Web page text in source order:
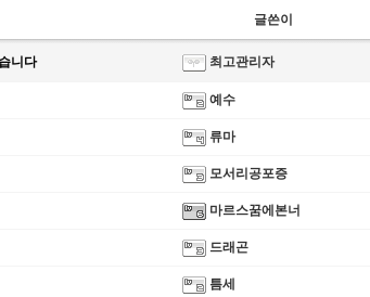
글쓴이
니다 최고관리자
예수
류마
모서리공포증
마르스꿈에본너
드래곤
틈세